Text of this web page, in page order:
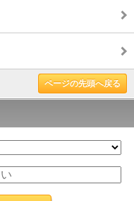
ページの先頭へ戻る